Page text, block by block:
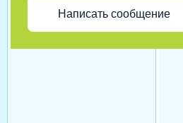
Написать сообщение